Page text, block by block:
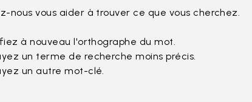
nous vous aider à trouver ce que vous cherchez.
à nouveau l'orthographe du mot.
un terme de recherche moins précis.
un autre mot-clé.